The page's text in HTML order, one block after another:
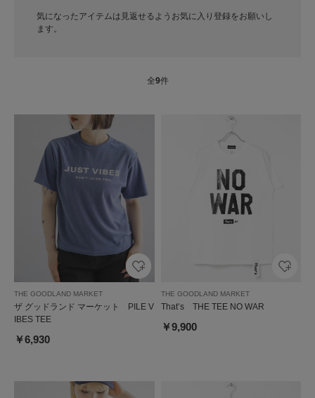
気になったアイテムは見返せるようお気に入り登録をお願いし
ます。
全9件
THE GOODLAND MARKET
ザ グッドランド マーケット PILE V
IBES TEE
￥6,930
THE GOODLAND MARKET
That’s THE TEE NO WAR
￥9,900